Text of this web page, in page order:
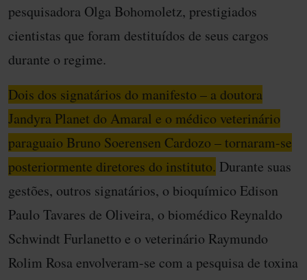
pesquisadora Olga Bohomoletz, prestigiados
cientistas que foram destituídos de seus cargos
durante o regime.
Dois dos signatários do manifesto – a doutora
Jandyra Planet do Amaral e o médico veterinário
paraguaio Bruno Soerensen Cardozo – tornaram-se
posteriormente diretores do instituto. Durante suas
gestões, outros signatários, o bioquímico Edison
Paulo Tavares de Oliveira, o biomédico Reynaldo
Schwindt Furlanetto e o veterinário Raymundo
Rolim Rosa envolveram-se com a pesquisa de toxina